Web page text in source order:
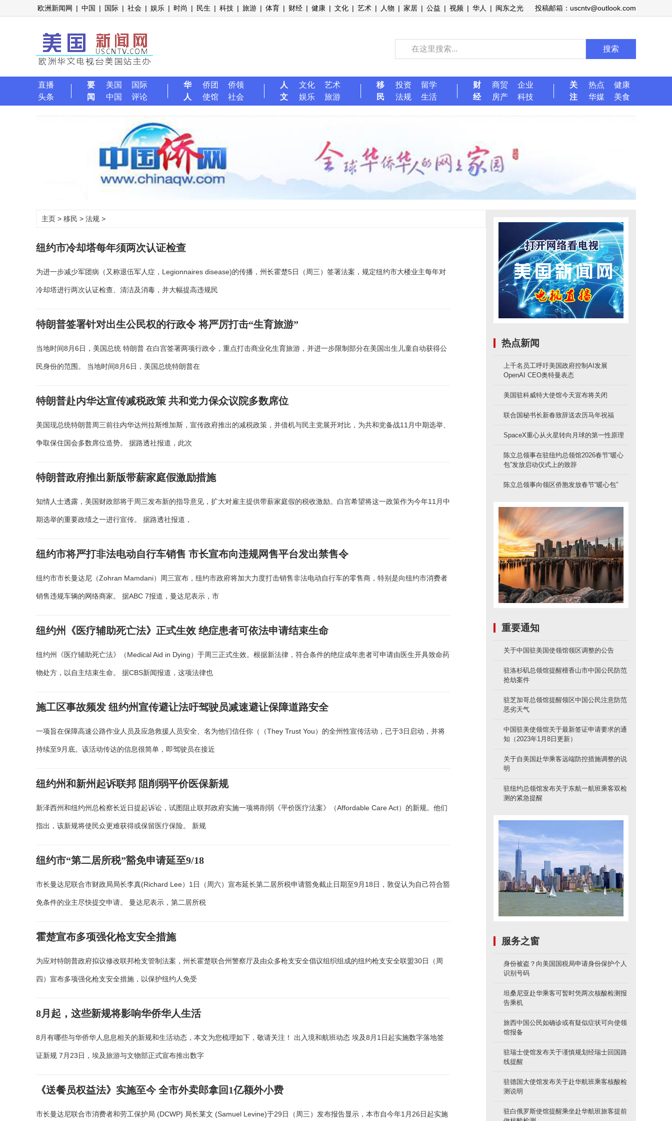
欧洲新闻网 | 中国 | 国际 | 社会 | 娱乐 | 时尚 | 民生 | 科技 | 旅游 | 体育 | 财经 | 健康 | 文化 | 艺术 | 人物 | 家居 | 公益 | 视频 | 华人 | 闽东之光 投稿邮箱：uscntv@outlook.com
搜索
直播
头条
要
闻
美国
国际
中国
评论
华
人
侨团
侨领
使馆
社会
人
文
文化
艺术
娱乐
旅游
移
民
投资
留学
法规
生活
财
经
商贸
企业
房产
科技
关
注
热点
健康
华媒
美食
主页 > 移民 > 法规 >
纽约市冷却塔每年须两次认证检查
为进一步减少军团病（又称退伍军人症，Legionnaires disease)的传播，州长霍楚5日（周三）签署法案，规定纽约市大楼业主每年对
冷却塔进行两次认证检查、清洁及消毒，并大幅提高违规民
特朗普签署针对出生公民权的行政令 将严厉打击“生育旅游”
当地时间8月6日，美国总统 特朗普 在白宫签署两项行政令，重点打击商业化生育旅游，并进一步限制部分在美国出生儿童自动获得公
民身份的范围。 当地时间8月6日，美国总统特朗普在
特朗普赴内华达宣传减税政策 共和党力保众议院多数席位
美国现总统特朗普周三前往内华达州拉斯维加斯，宣传政府推出的减税政策，并借机与民主党展开对比，为共和党备战11月中期选举、
争取保住国会多数席位造势。 据路透社报道，此次
特朗普政府推出新版带薪家庭假激励措施
知情人士透露，美国财政部将于周三发布新的指导意见，扩大对雇主提供带薪家庭假的税收激励。白宫希望将这一政策作为今年11月中
期选举的重要政绩之一进行宣传。 据路透社报道，
纽约市将严打非法电动自行车销售 市长宣布向违规网售平台发出禁售令
纽约市市长曼达尼（Zohran Mamdani）周三宣布，纽约市政府将加大力度打击销售非法电动自行车的零售商，特别是向纽约市消费者
销售违规车辆的网络商家。 据ABC 7报道，曼达尼表示，市
纽约州《医疗辅助死亡法》正式生效 绝症患者可依法申请结束生命
纽约州《医疗辅助死亡法》（Medical Aid in Dying）于周三正式生效。根据新法律，符合条件的绝症成年患者可申请由医生开具致命药
物处方，以自主结束生命。 据CBS新闻报道，这项法律也
施工区事故频发 纽约州宣传避让法吁驾驶员减速避让保障道路安全
一项旨在保障高速公路作业人员及应急救援人员安全、名为他们信任你（（They Trust You）的全州性宣传活动，已于3日启动，并将
持续至9月底。该活动传达的信息很简单，即驾驶员在接近
纽约州和新州起诉联邦 阻削弱平价医保新规
新泽西州和纽约州总检察长近日提起诉讼，试图阻止联邦政府实施一项将削弱《平价医疗法案》（Affordable Care Act）的新规。他们
指出，该新规将使民众更难获得或保留医疗保险。 新规
纽约市“第二居所税”豁免申请延至9/18
市长曼达尼联合市财政局局长李真(Richard Lee）1日（周六）宣布延长第二居所税申请豁免截止日期至9月18日，敦促认为自己符合豁
免条件的业主尽快提交申请。 曼达尼表示，第二居所税
霍楚宣布多项强化枪支安全措施
为应对特朗普政府拟议修改联邦枪支管制法案，州长霍楚联合州警察厅及由众多枪支安全倡议组织组成的纽约枪支安全联盟30日（周
四）宣布多项强化枪支安全措施，以保护纽约人免受
8月起，这些新规将影响华侨华人生活
8月有哪些与华侨华人息息相关的新规和生活动态，本文为您梳理如下，敬请关注！ 出入境和航班动态 埃及8月1日起实施数字落地签
证新规 7月23日，埃及旅游与文物部正式宣布推出数字
《送餐员权益法》实施至今 全市外卖郎拿回1亿额外小费
市长曼达尼联合市消费者和劳工保护局 (DCWP) 局长莱文 (Samuel Levine)于29日（周三）发布报告显示，本市自今年1月26日起实施
热点新闻
上千名员工呼吁美国政府控制AI发展
OpenAI CEO奥特曼表态
美国驻科威特大使馆今天宣布将关闭
联合国秘书长新春致辞送农历马年祝福
SpaceX重心从火星转向月球的第一性原理
陈立总领事在驻纽约总领馆2026春节“暖心
包”发放启动仪式上的致辞
陈立总领事向领区侨胞发放春节“暖心包”
重要通知
关于中国驻美国使领馆领区调整的公告
驻洛杉矶总领馆提醒檀香山市中国公民防范
抢劫案件
驻芝加哥总领馆提醒领区中国公民注意防范
恶劣天气
中国驻美使领馆关于最新签证申请要求的通
知（2023年1月8日更新）
关于自美国赴华乘客远端防控措施调整的说
明
驻纽约总领馆发布关于东航一航班乘客双检
测的紧急提醒
服务之窗
身份被盗？向美国国税局申请身份保护个人
识别号码
坦桑尼亚赴华乘客可暂时凭两次核酸检测报
告乘机
旅西中国公民如确诊或有疑似症状可向使领
馆报备
驻瑞士使馆发布关于谨慎规划经瑞士回国路
线提醒
驻德国大使馆发布关于赴华航班乘客核酸检
测说明
驻白俄罗斯使馆提醒乘坐赴华航班旅客提前